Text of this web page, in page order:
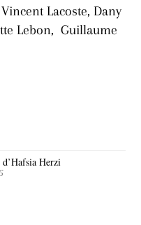
Lacoste, Dany
Lebon, Guillaume
Herzi